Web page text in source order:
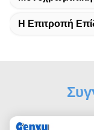
Η Επιτροπή